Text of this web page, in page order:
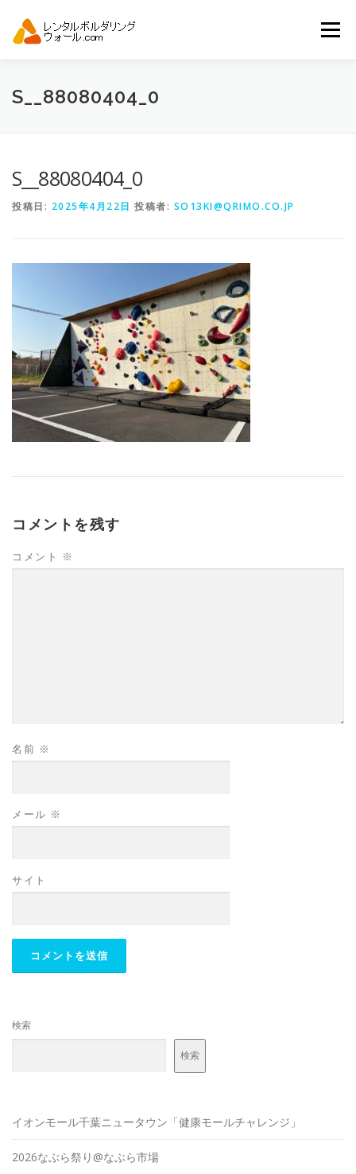
メニュー
トップ 自動見積り
S__88080404_0
S__88080404_0
投稿日: 2025年4月22日 投稿者: SO13KI@QRIMO.CO.JP
コメントを残す
コメント ※
名前 ※
メール ※
サイト
検索
検索
イオンモール千葉ニュータウン「健康モールチャレンジ」
2026なぶら祭り@なぶら市場